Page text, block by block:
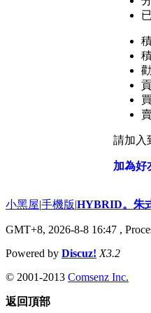
請加入
加為好
小黑屋|手機版|HYBRID。朱
GMT+8, 2026-8-8 16:47 ,
Powered by Discuz! X3.2
© 2001-2013 Comsenz Inc.
返回頂部